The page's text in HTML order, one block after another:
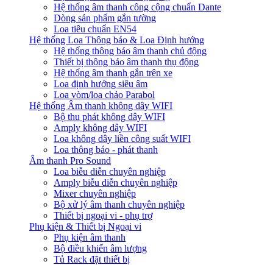
Hệ thống âm thanh công cộng chuẩn Dante
Dòng sản phẩm gắn tường
Loa tiêu chuẩn EN54
Hệ thống Loa Thông báo & Loa Định hướng
Hệ thống thông báo âm thanh chủ động
Thiết bị thông báo âm thanh thụ động
Hệ thống âm thanh gắn trên xe
Loa định hướng siêu âm
Loa vòm/loa chảo Parabol
Hệ thống Âm thanh không dây WIFI
Bộ thu phát không dây WIFI
Amply không dây WIFI
Loa không dây liền công suất WIFI
Loa thông báo - phát thanh
Âm thanh Pro Sound
Loa biễu diễn chuyên nghiệp
Amply biễu diễn chuyên nghiệp
Mixer chuyên nghiệp
Bộ xử lý âm thanh chuyên nghiệp
Thiết bị ngoại vi - phụ trợ
Phụ kiện & Thiết bị Ngoại vi
Phụ kiện âm thanh
Bộ điều khiển âm lượng
Tủ Rack đặt thiết bị